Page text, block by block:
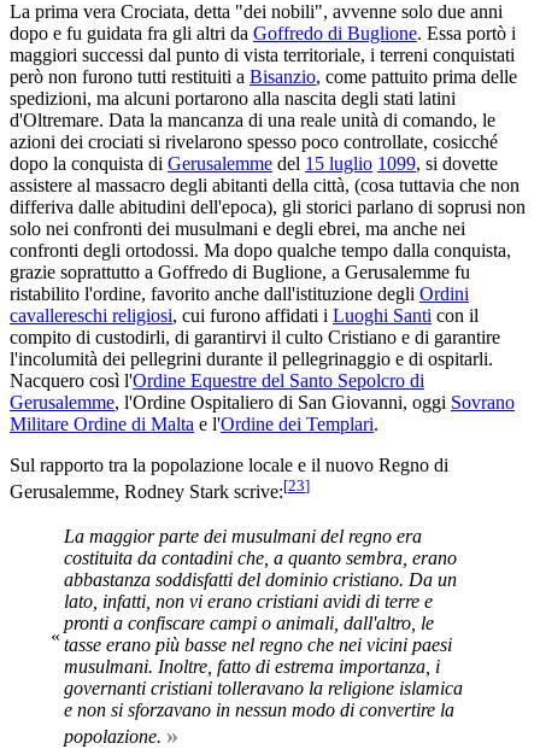
La prima vera Crociata, detta "dei nobili", avvenne solo due anni
dopo e fu guidata fra gli altri da Goffredo di Buglione. Essa portò i
maggiori successi dal punto di vista territoriale, i terreni conquistati
però non furono tutti restituiti a Bisanzio, come pattuito prima delle
spedizioni, ma alcuni portarono alla nascita degli stati latini
d'Oltremare. Data la mancanza di una reale unità di comando, le
azioni dei crociati si rivelarono spesso poco controllate, cosicché
dopo la conquista di Gerusalemme del 15 luglio 1099, si dovette
assistere al massacro degli abitanti della città, (cosa tuttavia che non
differiva dalle abitudini dell'epoca), gli storici parlano di soprusi non
solo nei confronti dei musulmani e degli ebrei, ma anche nei
confronti degli ortodossi. Ma dopo qualche tempo dalla conquista,
grazie soprattutto a Goffredo di Buglione, a Gerusalemme fu
ristabilito l'ordine, favorito anche dall'istituzione degli Ordini
cavallereschi religiosi, cui furono affidati i Luoghi Santi con il
compito di custodirli, di garantirvi il culto Cristiano e di garantire
l'incolumità dei pellegrini durante il pellegrinaggio e di ospitarli.
Nacquero così l'Ordine Equestre del Santo Sepolcro di
Gerusalemme, l'Ordine Ospitaliero di San Giovanni, oggi Sovrano
Militare Ordine di Malta e l'Ordine dei Templari.
Sul rapporto tra la popolazione locale e il nuovo Regno di
Gerusalemme, Rodney Stark scrive:[23]
«
La maggior parte dei musulmani del regno era
costituita da contadini che, a quanto sembra, erano
abbastanza soddisfatti del dominio cristiano. Da un
lato, infatti, non vi erano cristiani avidi di terre e
pronti a confiscare campi o animali, dall'altro, le
tasse erano più basse nel regno che nei vicini paesi
musulmani. Inoltre, fatto di estrema importanza, i
governanti cristiani tolleravano la religione islamica
e non si sforzavano in nessun modo di convertire la
popolazione. »